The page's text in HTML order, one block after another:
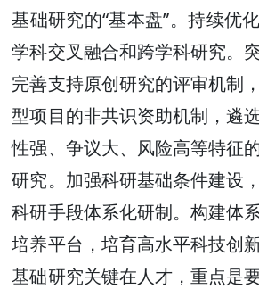
基础研究的“基本盘”。持续优
学科交叉融合和跨学科研究。
完善支持原创研究的评审机制
型项目的非共识资助机制，遴
性强、争议大、风险高等特征
研究。加强科研基础条件建设
科研手段体系化研制。构建体
培养平台，培育高水平科技创
基础研究关键在人才，重点是